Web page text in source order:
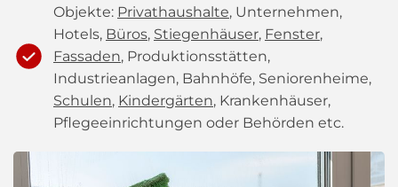
Objekte: Privathaushalte, Unternehmen,
Hotels, Büros, Stiegenhäuser, Fenster,
Fassaden, Produktionsstätten,
Industrieanlagen, Bahnhöfe, Seniorenheime,
Schulen, Kindergärten, Krankenhäuser,
Pflegeeinrichtungen oder Behörden etc.